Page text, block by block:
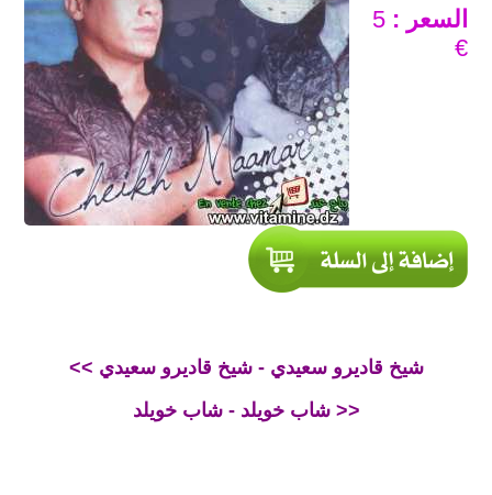
السعر : 5
€
<< شيخ قاديرو سعيدي - شيخ قاديرو سعيدي
شاب خويلد - شاب خويلد >>